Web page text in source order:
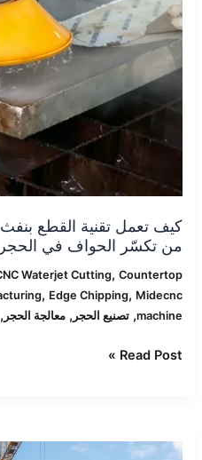
من تكسّر الحواف في
Waterjet Cutting, Countertop
, Edge Chipping, Midecnc
machine
,تصنيع الحجر ,معالجة الحجر ,
تكسّر
الحواف
في
الحجر
المتكلس
Read Post »
CNC